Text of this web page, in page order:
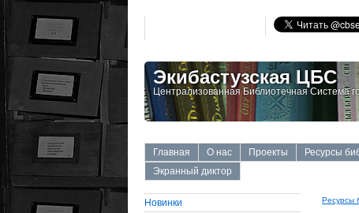
Экибастузская ЦБС
Централизованная Библиотечная Система
Главная О нас Проекты Ресурсы
Экранный диктор
Новинки
Ресурсы